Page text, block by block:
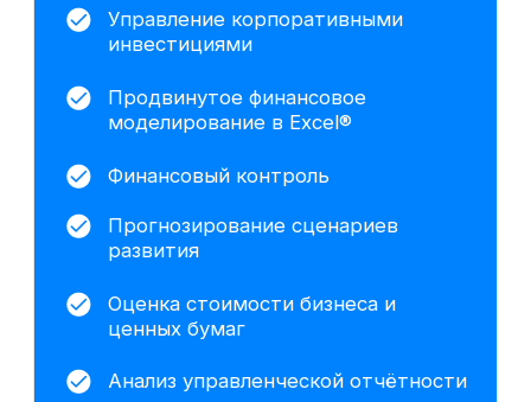
Хотите понять,
подходит ли
вам данная
профессия?